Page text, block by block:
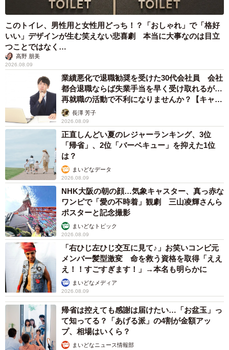
このトイレ、男性用と女性用どっち！？「おしゃれ」で「格好
いい」デザインが生む笑えない悲喜劇 本当に大事なのは目立
つことではなく…
高野 朋美
2026.08.09
業績悪化で退職勧奨を受けた30代会社員 会社
都合退職ならば失業手当を早く受け取れるが…
再就職の活動で不利になりませんか？【キャリ
アカウンセラーが解説】
長澤 芳子
2026.08.09
正直しんどい夏のレジャーランキング、3位
「帰省」、2位「バーベキュー」を抑えた1位
は？
まいどなデータ
2026.08.09
NHK大阪の朝の顔…気象キャスター、真っ赤な
ワンピで「愛の不時着」観劇 三山凌輝さんら
ポスターと記念撮影
まいどなトピック
2026.08.09
「右ひじ左ひじ交互に見て♪」お笑いコンビ元
メンバー髪型激変 命を救う資格を取得「ええ
え！！すごすぎます！」→本名も明らかに
まいどなメディア
2026.08.09
帰省は控えても感謝は届けたい…「お盆玉」っ
て知ってる？「あげる派」の4割が金額アッ
プ、相場はいくら？
まいどなニュース情報部